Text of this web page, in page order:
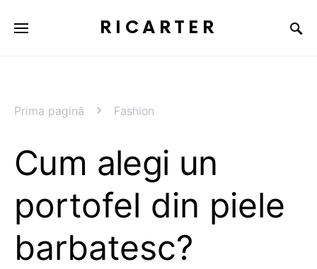
RICARTER
Prima pagină Fashion
Cum alegi un
portofel din piele
barbatesc?